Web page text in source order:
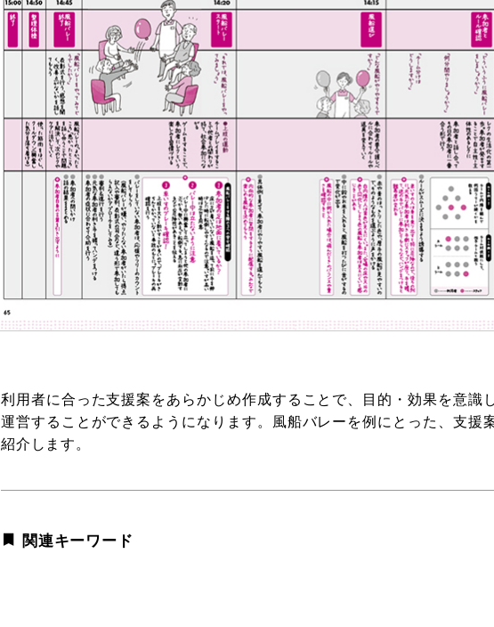
利用者に合った支援案をあらかじめ作成することで、目的・効果を意識
運営することができるようになります。風船バレーを例にとった、支援
紹介します。
関連キーワード